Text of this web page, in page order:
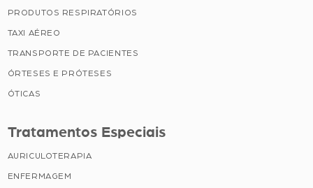
PRODUTOS RESPIRATÓRIOS
TAXI AÉREO
TRANSPORTE DE PACIENTES
ÓRTESES E PRÓTESES
ÓTICAS
Tratamentos Especiais
AURICULOTERAPIA
ENFERMAGEM